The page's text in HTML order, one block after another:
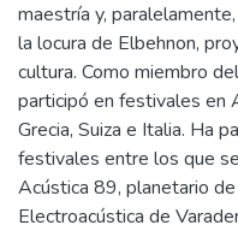
maestría y,
la locura de Elbehnon,
cultura. Como miembro
participó en festivales en
Grecia, Suiza e Italia. Ha
festivales entre los que
Acústica 89, planetario
Electroacústica de